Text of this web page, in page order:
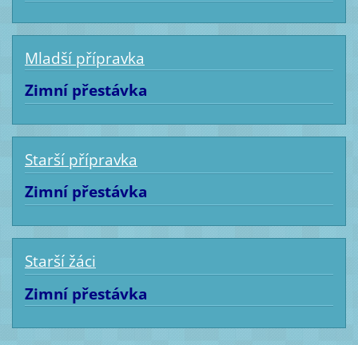
Mladší přípravka
Zimní přestávka
Starší přípravka
Zimní přestávka
Starší žáci
Zimní přestávka